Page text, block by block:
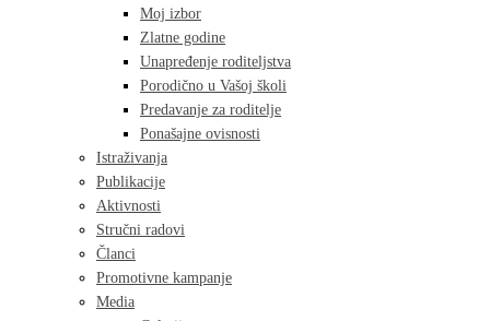
Moj izbor
Zlatne godine
Unapređenje roditeljstva
Porodično u Vašoj školi
Predavanje za roditelje
Ponašajne ovisnosti
Istraživanja
Publikacije
Aktivnosti
Stručni radovi
Članci
Promotivne kampanje
Media